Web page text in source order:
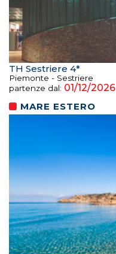
TH Sestriere 4*
Piemonte - Sestriere
partenze dal: 01/12/2026
MARE ESTERO